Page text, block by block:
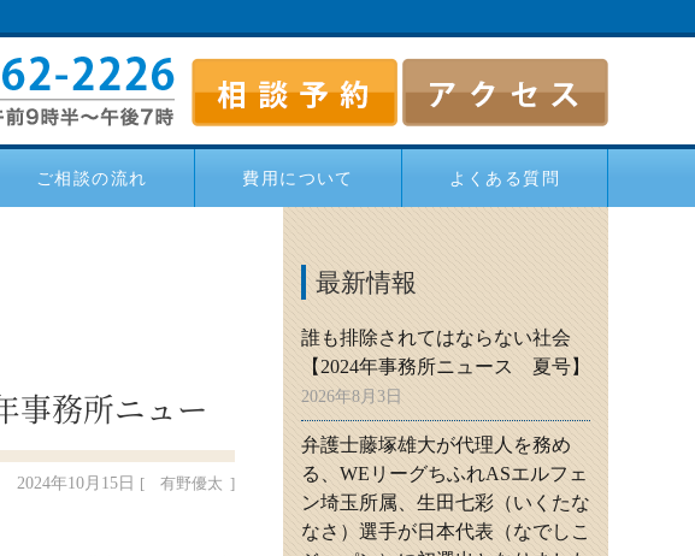
ご相談の流れ 費用について よくある質問
事務所ニュー
2024年10月15日 有野優太
最新情報
誰も排除されてはならない社会
【2024年事務所ニュース 夏号】
2026年8月3日
弁護士藤塚雄大が代理人を務め
る、WEリーグちふれASエルフェ
ン埼玉所属、生田七彩（いくたな
なさ）選手が日本代表（なでしこ